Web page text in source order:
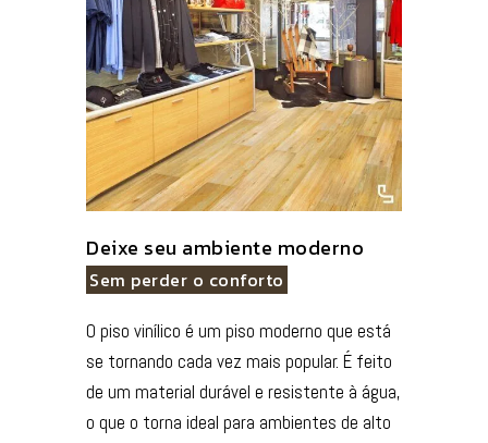
Deixe seu ambiente moderno
Sem perder o conforto
O piso vinílico é um piso moderno que está
se tornando cada vez mais popular. É feito
de um material durável e resistente à água,
o que o torna ideal para ambientes de alto